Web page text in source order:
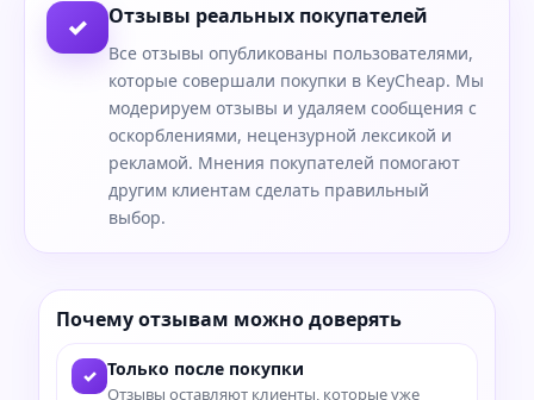
✓ Отзывы реальных покупателей
Все отзывы опубликованы пользователями,
которые совершали покупки в KeyCheap. Мы
модерируем отзывы и удаляем сообщения с
оскорблениями, нецензурной лексикой и
рекламой. Мнения покупателей помогают
другим клиентам сделать правильный
выбор.
Почему отзывам можно доверять
✓ Только после покупки
Отзывы оставляют клиенты, которые уже